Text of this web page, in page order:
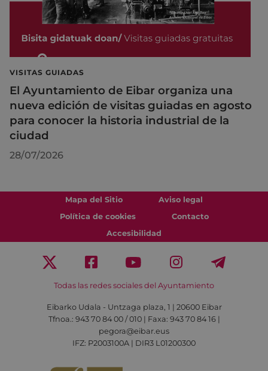
VISITAS GUIADAS
El Ayuntamiento de Eibar organiza una
nueva edición de visitas guiadas en agosto
para conocer la historia industrial de la
ciudad
28/07/2026
Mapa del Sitio
Aviso legal
Política de cookies
Contacto
Accesibilidad
Todas las redes sociales del Ayuntamiento
Eibarko Udala - Untzaga plaza, 1 | 20600 Eibar
Tfnoa.: 943 70 84 00 / 010 | Faxa: 943 70 84 16 |
pegora@eibar.eus
IFZ: P2003100A | DIR3 L01200300